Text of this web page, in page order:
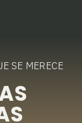
SE MERECE